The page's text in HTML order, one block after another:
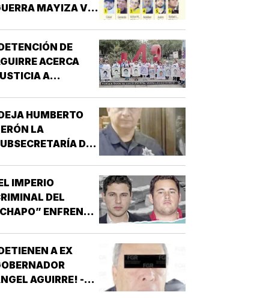
MAYIZA VS.
DE
ACERCA
A
HUMBERTO
LA
DE
IMPERIO
DEL
ENFRENTA
A EX
AGUIRRE! -